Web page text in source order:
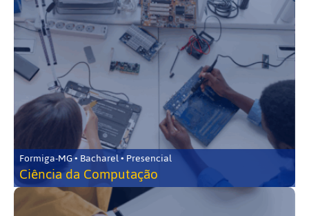
Formiga-MG • Bacharel • Presencial
Ciência da Computação